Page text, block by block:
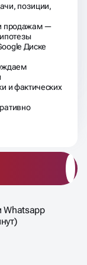
позиции,
продажам —
Диске
и фактических
Whatsapp